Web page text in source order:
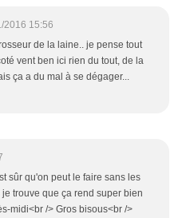
2016 15:56
de la laine.. je pense tout
vent ben ici rien du tout, de la
ça a du mal à se dégager...
sûr qu'on peut le faire sans les
trouve que ça rend super bien
midi<br /> Gros bisous<br />